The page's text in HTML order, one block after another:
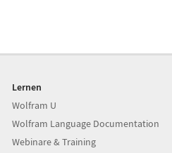
Lernen
Wolfram U
Wolfram Language Documentation
Webinare & Training